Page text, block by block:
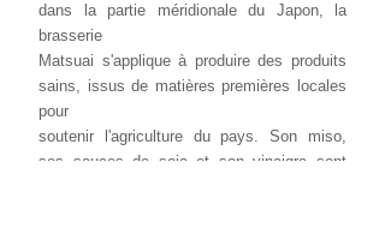
dans la partie méridionale du Japon, la
brasserie
Matsuai s'applique à produire des produits
sains, issus de matières premières locales
pour
soutenir l'agriculture du pays. Son miso,
ses sauces de soja et son vinaigre sont